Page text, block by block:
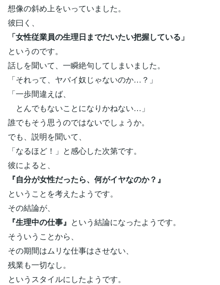
想像の斜め上をいっていました。
彼曰く、
「女性従業員の生理日までだいたい把握している」
というのです。
話しを聞いて、一瞬絶句してしまいました。
「それって、ヤバイ奴じゃないのか…？」
「一歩間違えば、
とんでもないことになりかねない…」
誰でもそう思うのではないでしょうか。
でも、説明を聞いて、
「なるほど！」と感心した次第です。
彼によると、
『自分が女性だったら、何がイヤなのか？』
ということを考えたようです。
その結論が、
『生理中の仕事』 という結論になったようです。
そういうことから、
その期間はムリな仕事はさせない、
残業も一切なし。
というスタイルにしたようです。